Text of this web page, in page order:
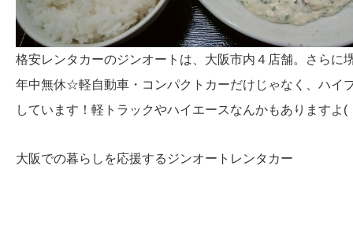
格安レンタカーのジンオートは、大阪市内４店舗。さらに
年中無休☆軽自動車・コンパクトカーだけじゃなく、ハイ
しています！軽トラックやハイエースなんかもありますよ(
大阪での暮らしを応援するジンオートレンタカー